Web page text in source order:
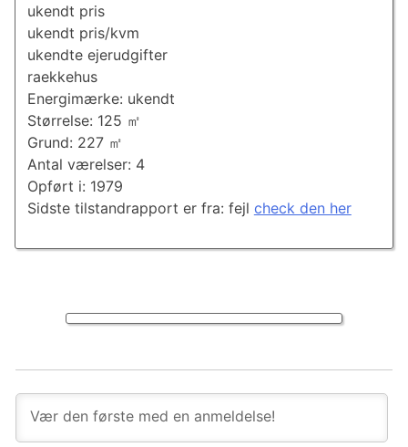
ukendt pris
ukendt pris/kvm
ukendte ejerudgifter
raekkehus
Energimærke: ukendt
Størrelse: 125 ㎡
Grund: 227 ㎡
Antal værelser: 4
Opført i: 1979
Sidste tilstandrapport er fra: fejl check den her